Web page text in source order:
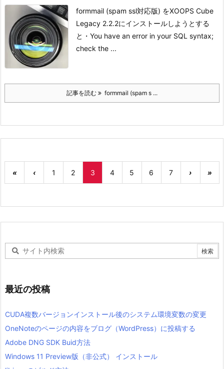
formmail (spam ssl対応版) をXOOPS Cube
Legacy 2.2.2にインストールしようとする
と ・You have an error in your SQL syntax;
check the ...
記事を読む formmail (spam s ...
« ‹ 1 2 3 4 5 6 7 › »
最近の投稿
CUDA複数バージョンインストール後のシステム環境変数の変更
OneNoteのページの内容をブログ（WordPress）に投稿する
Adobe DNG SDK Buid方法
Windows 11 Preview版（非公式） インストール